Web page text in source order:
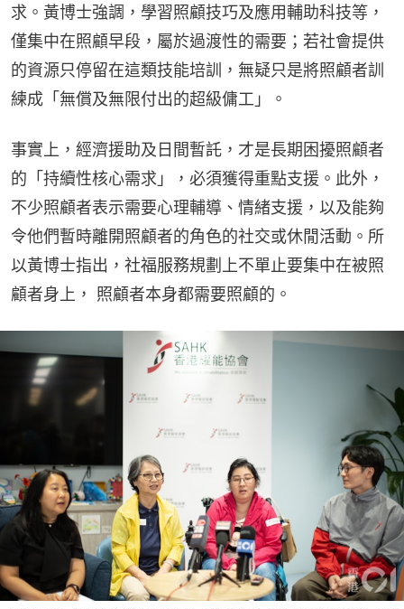
求。黃博士強調，學習照顧技巧及應用輔助科技等，
僅集中在照顧早段，屬於過渡性的需要；若社會提供
的資源只停留在這類技能培訓，無疑只是將照顧者訓
練成「無償及無限付出的超級傭工」。
事實上，經濟援助及日間暫託，才是長期困擾照顧者
的「持續性核心需求」，必須獲得重點支援。此外，
不少照顧者表示需要心理輔導、情緒支援，以及能夠
令他們暫時離開照顧者的角色的社交或休閒活動。所
以黃博士指出，社福服務規劃上不單止要集中在被照
顧者身上， 照顧者本身都需要照顧的。